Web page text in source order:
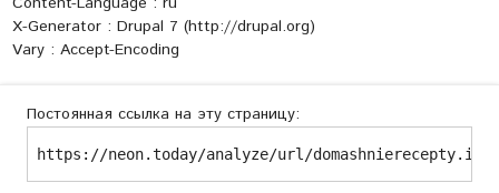
X-Generator : Drupal 7 (http://drupal.org)
Vary : Accept-Encoding
Постоянная ссылка на эту страницу:
https://neon.today/analyze/url/domashnierecepty.info